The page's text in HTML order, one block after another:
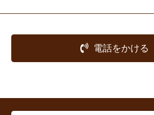
電話をかける